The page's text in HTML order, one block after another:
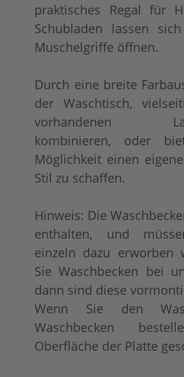
praktisches Regal für
Schubladen lassen
Muschelgriffe öffnen.
Durch eine breite
der Waschtisch,
vorhandenen
kombinieren, oder
Möglichkeit einen
Stil zu schaffen.
Hinweis: Die
enthalten, und
einzeln dazu erworben
Sie Waschbecken bei
dann sind diese
Wenn Sie den
Waschbecken
Oberfläche der Platte